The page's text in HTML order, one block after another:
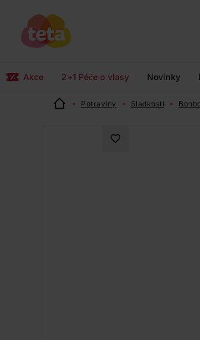
Akce 2+1 Péče o vlasy Novinky
Potraviny Sladkosti